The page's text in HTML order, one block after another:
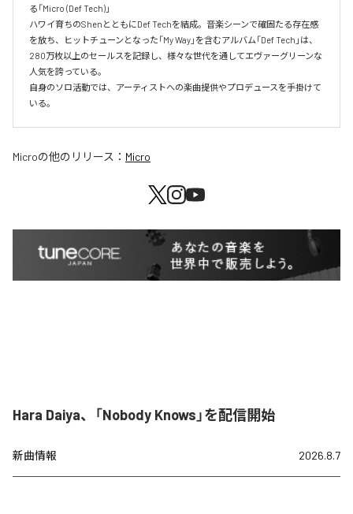
る「Micro (Def Tech)」
ハワイ育ちのShenとともにDef Techを結成。音楽シーンで確固たる存在感
を放ち、ヒットチューンとなった「My Way」を含むアルバム「Def Tech」は、
280万枚以上のセールスを記録し、様々な世代を通してエヴァーグリーンな
人気を誇っている。
自身のソロ活動では、アーティストへの楽曲提供やプロデュースを手掛けて
いる。
Microの他のリリース： Micro
Hara Daiya、「Nobody Knows」を配信開始
新曲情報 2026.8.7